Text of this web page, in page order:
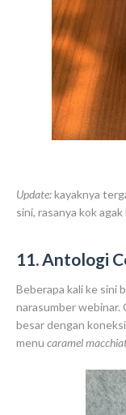
Update:kayaknya
sini, rasanya kok agak
11. Antologi
Beberapa kali ke sini
narasumber webinar.
besar dengan
menu caramel